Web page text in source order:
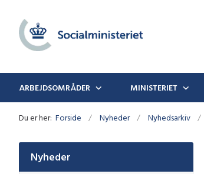
ARBEJDSOMRÅDER MINISTERIET
Du er her: Forside Nyheder Nyhedsarkiv
Nyheder